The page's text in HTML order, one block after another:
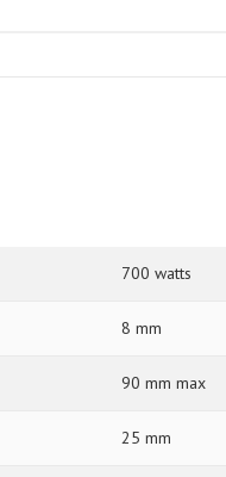
700 watts
8 mm
90 mm max
25 mm